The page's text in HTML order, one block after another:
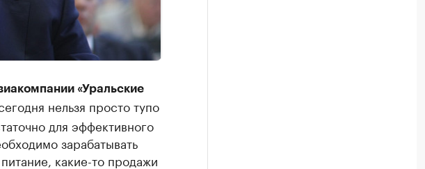
«Уральские
нельзя просто тупо
для эффективного
зарабатывать
какие-то продажи